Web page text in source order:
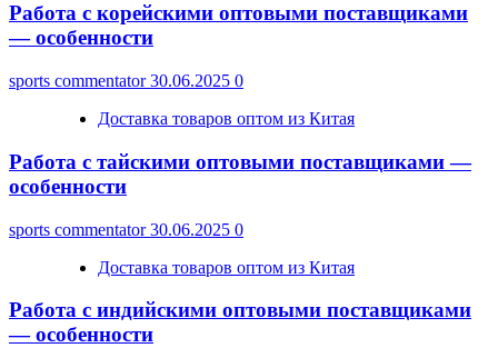
Работа с корейскими оптовыми поставщиками
— особенности
sports commentator30.06.2025 0
Доставка товаров оптом из Китая
Работа с тайскими оптовыми поставщиками —
особенности
sports commentator30.06.2025 0
Доставка товаров оптом из Китая
Работа с индийскими оптовыми поставщиками
— особенности